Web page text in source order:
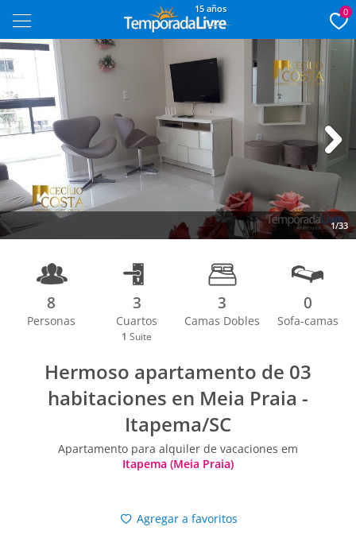
15 años 0
1/33
Next
8
Personas
3
Cuartos
1 Suite
3
Camas Dobles
0
Sofa-camas
Hermoso apartamento de 03
habitaciones en Meia Praia -
Itapema/SC
Apartamento para alquiler de vacaciones em
Itapema (Meia Praia)
Agregar a favoritos